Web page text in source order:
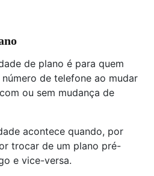
de plano é para quem
de telefone ao mudar
ou sem mudança de
acontece quando, por
trocar de um plano pré-
e vice-versa.